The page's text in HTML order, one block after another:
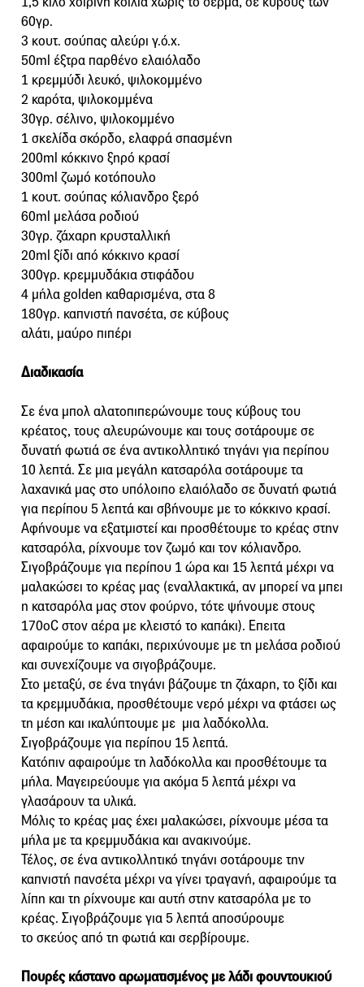
60γρ.
3 κουτ. σούπας αλεύρι γ.ό.χ.
50ml έξτρα παρθένο ελαιόλαδο
1 κρεμμύδι λευκό, ψιλοκομμένο
2 καρότα, ψιλοκομμένα
30γρ. σέλινο, ψιλοκομμένο
1 σκελίδα σκόρδο, ελαφρά σπασμένη
200ml κόκκινο ξηρό κρασί
300ml ζωμό κοτόπουλο
1 κουτ. σούπας κόλιανδρο ξερό
60ml μελάσα ροδιού
30γρ. ζάχαρη κρυσταλλική
20ml ξίδι από κόκκινο κρασί
300γρ. κρεμμυδάκια στιφάδου
4 μήλα golden καθαρισμένα, στα 8
180γρ. καπνιστή πανσέτα, σε κύβους
αλάτι, μαύρο πιπέρι
Διαδικασία
Σε ένα μπολ αλατοπιπερώνουμε τους κύβους του
κρέατος, τους αλευρώνουμε και τους σοτάρουμε σε
δυνατή φωτιά σε ένα αντικολλητικό τηγάνι για περίπου
10 λεπτά. Σε μια μεγάλη κατσαρόλα σοτάρουμε τα
λαχανικά μας στο υπόλοιπο ελαιόλαδο σε δυνατή φωτιά
για περίπου 5 λεπτά και σβήνουμε με το κόκκινο κρασί.
Αφήνουμε να εξατμιστεί και προσθέτουμε το κρέας στην
κατσαρόλα, ρίχνουμε τον ζωμό και τον κόλιανδρο.
Σιγοβράζουμε για περίπου 1 ώρα και 15 λεπτά μέχρι να
μαλακώσει το κρέας μας (εναλλακτικά, αν μπορεί να μπει
η κατσαρόλα μας στον φούρνο, τότε ψήνουμε στους
170οC στον αέρα με κλειστό το καπάκι). Επειτα
αφαιρούμε το καπάκι, περιχύνουμε με τη μελάσα ροδιού
και συνεχίζουμε να σιγοβράζουμε.
Στο μεταξύ, σε ένα τηγάνι βάζουμε τη ζάχαρη, το ξίδι και
τα κρεμμυδάκια, προσθέτουμε νερό μέχρι να φτάσει ως
τη μέση και ικαλύπτουμε με μια λαδόκολλα.
Σιγοβράζουμε για περίπου 15 λεπτά.
Κατόπιν αφαιρούμε τη λαδόκολλα και προσθέτουμε τα
μήλα. Μαγειρεύουμε για ακόμα 5 λεπτά μέχρι να
γλασάρουν τα υλικά.
Μόλις το κρέας μας έχει μαλακώσει, ρίχνουμε μέσα τα
μήλα με τα κρεμμυδάκια και ανακινούμε.
Τέλος, σε ένα αντικολλητικό τηγάνι σοτάρουμε την
καπνιστή πανσέτα μέχρι να γίνει τραγανή, αφαιρούμε τα
λίπη και τη ρίχνουμε και αυτή στην κατσαρόλα με το
κρέας. Σιγοβράζουμε για 5 λεπτά αποσύρουμε
το σκεύος από τη φωτιά και σερβίρουμε.
Πουρές κάστανο αρωματισμένος με λάδι φουντουκιού